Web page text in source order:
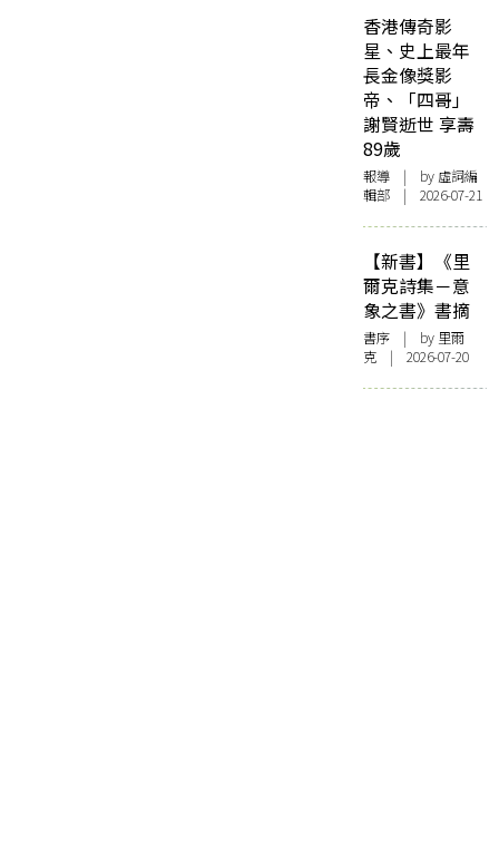
香港傳奇影
星、史上最年
長金像獎影
帝、「四哥」
謝賢逝世 享壽
89歲
報導 | by 虛詞編
輯部 | 2026-07-21
【新書】《里
爾克詩集－意
象之書》書摘
書序 | by 里爾
克 | 2026-07-20